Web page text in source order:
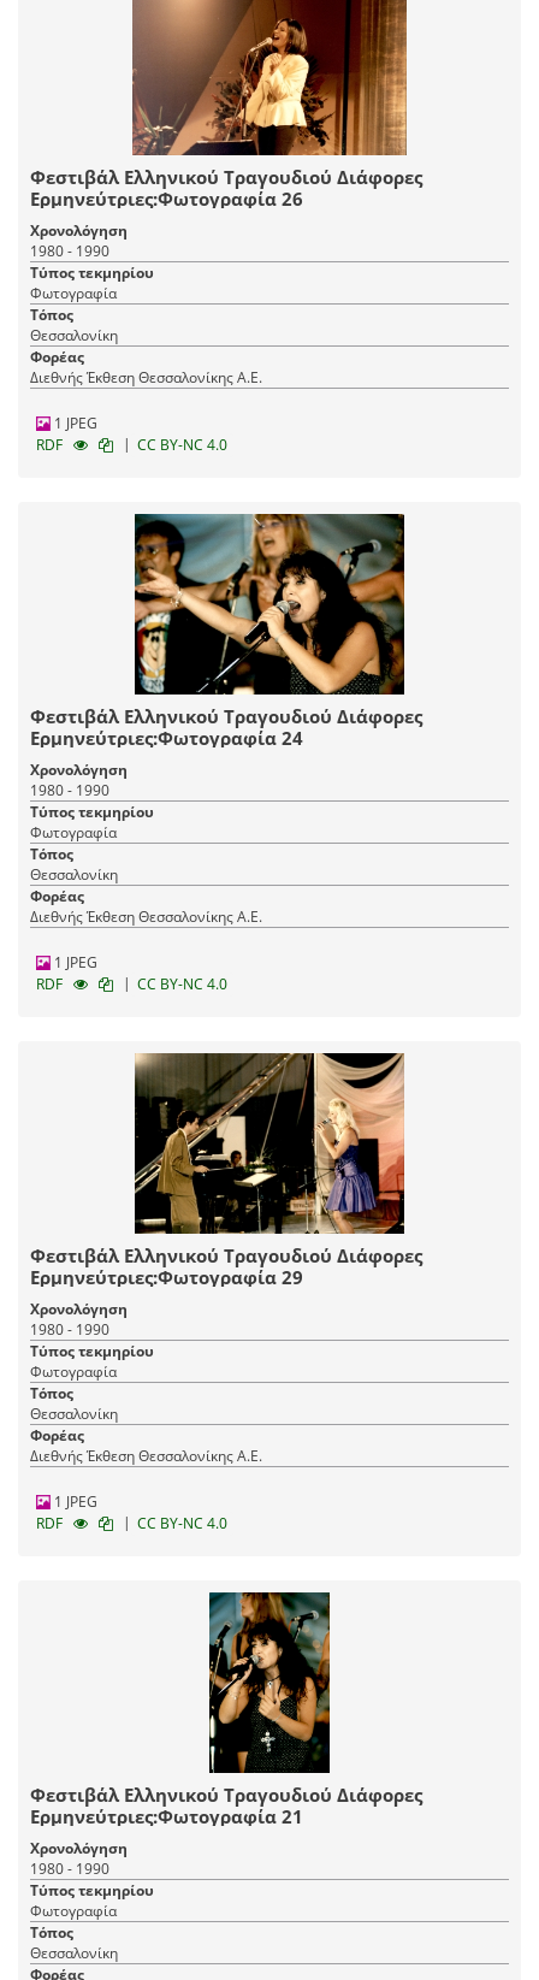
Φεστιβάλ Ελληνικού Τραγουδιού Διάφορες
Ερμηνεύτριες:Φωτογραφία 26
Χρονολόγηση
1980 - 1990
Τύπος τεκμηρίου
Φωτογραφία
Τόπος
Θεσσαλονίκη
Φορέας
Διεθνής Έκθεση Θεσσαλονίκης Α.Ε.
1 JPEG
RDF
| CC BY-NC 4.0
Φεστιβάλ Ελληνικού Τραγουδιού Διάφορες
Ερμηνεύτριες:Φωτογραφία 24
Χρονολόγηση
1980 - 1990
Τύπος τεκμηρίου
Φωτογραφία
Τόπος
Θεσσαλονίκη
Φορέας
Διεθνής Έκθεση Θεσσαλονίκης Α.Ε.
1 JPEG
RDF
| CC BY-NC 4.0
Φεστιβάλ Ελληνικού Τραγουδιού Διάφορες
Ερμηνεύτριες:Φωτογραφία 29
Χρονολόγηση
1980 - 1990
Τύπος τεκμηρίου
Φωτογραφία
Τόπος
Θεσσαλονίκη
Φορέας
Διεθνής Έκθεση Θεσσαλονίκης Α.Ε.
1 JPEG
RDF
| CC BY-NC 4.0
Φεστιβάλ Ελληνικού Τραγουδιού Διάφορες
Ερμηνεύτριες:Φωτογραφία 21
Χρονολόγηση
1980 - 1990
Τύπος τεκμηρίου
Φωτογραφία
Τόπος
Θεσσαλονίκη
Φορέας